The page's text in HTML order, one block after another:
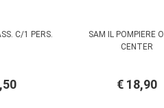
C/1 PERS.
SAM IL POMPIERE
CENTER
€ 18,90